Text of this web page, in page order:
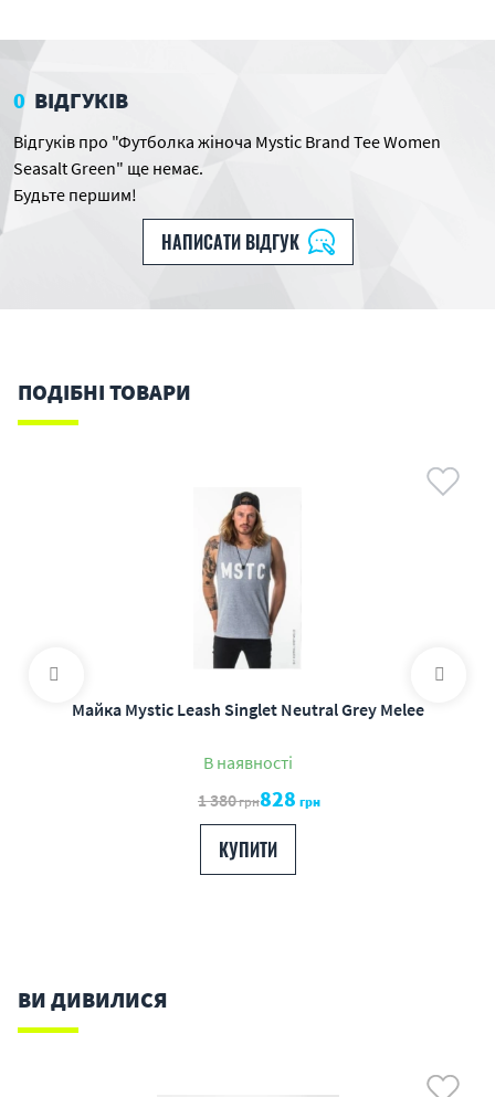
0 ВІДГУКІВ
Відгуків про "Футболка жіноча Mystic Brand Tee Women
Seasalt Green" ще немає.
Будьте першим!
НАПИСАТИ ВІДГУК
ПОДІБНІ ТОВАРИ
Майка Mystic Leash Singlet Neutral Grey Melee
В наявності
1 380грн828 грн
КУПИТИ
ВИ ДИВИЛИСЯ